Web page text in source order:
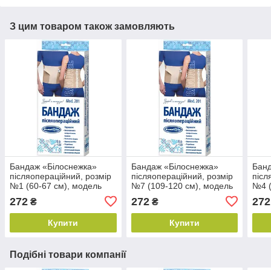
З цим товаром також замовляють
Бандаж «Білоснежка»
післяопераційний, розмір
№1 (60-67 см), модель
272 ₴
Купити
Бандаж «Білоснежка»
післяопераційний, розмір
№7 (109-120 см), модель
272₴
Купити
№4
272
Подібні товари компанії